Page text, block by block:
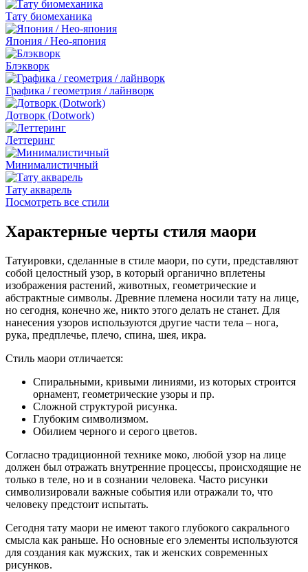
Тату биомеханика
Япония / Нео-япония
Блэкворк
Графика / геометрия / лайнворк
Дотворк (Dotwork)
Леттеринг
Минималистичный
Тату акварель
Посмотреть все стили
Характерные черты стиля маори
Татуировки, сделанные в стиле маори, по сути, представляют
собой целостный узор, в который органично вплетены
изображения растений, животных, геометрические и
абстрактные символы. Древние племена носили тату на лице,
но сегодня, конечно же, никто этого делать не станет. Для
нанесения узоров используются другие части тела – нога,
рука, предплечье, плечо, спина, шея, икра.
Стиль маори отличается:
Спиральными, кривыми линиями, из которых строится
орнамент, геометрические узоры и пр.
Сложной структурой рисунка.
Глубоким символизмом.
Обилием черного и серого цветов.
Согласно традиционной технике моко, любой узор на лице
должен был отражать внутренние процессы, происходящие не
только в теле, но и в сознании человека. Часто рисунки
символизировали важные события или отражали то, что
человеку предстоит испытать.
Сегодня тату маори не имеют такого глубокого сакрального
смысла как раньше. Но основные его элементы используются
для создания как мужских, так и женских современных
рисунков.